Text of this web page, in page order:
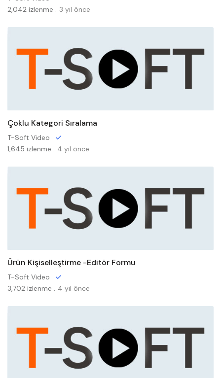
2,042 izlenme . 3 yıl önce
Çoklu Kategori Sıralama
T-Soft Video
1,645 izlenme . 4 yıl önce
Ürün Kişiselleştirme -Editör Formu
T-Soft Video
3,702 izlenme . 4 yıl önce